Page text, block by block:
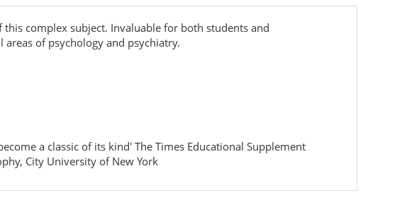
complex subject. Invaluable for both students and
of psychology and psychiatry.
a classic of its kind' The Times Educational Supplement
City University of New York